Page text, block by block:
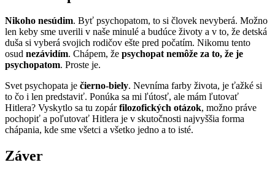
Nikoho nesúdim. Byť psychopatom, to si človek nevyberá. Možno
len keby sme uverili v naše minulé a budúce životy a v to, že detská
duša si vyberá svojich rodičov ešte pred počatím. Nikomu tento
osud nezávidím. Chápem, že psychopat nemôže za to, že je
psychopatom. Proste je.
Svet psychopata je čierno-biely. Nevníma farby života, je ťažké si
to čo i len predstaviť. Ponúka sa mi ľútosť, ale mám ľutovať
Hitlera? Vyskytlo sa tu zopárfilozofických otázok, možno práve
pochopiť a poľutovať Hitlera je v skutočnosti najvyššia forma
chápania, kde sme všetci a všetko jedno a to isté.
Záver